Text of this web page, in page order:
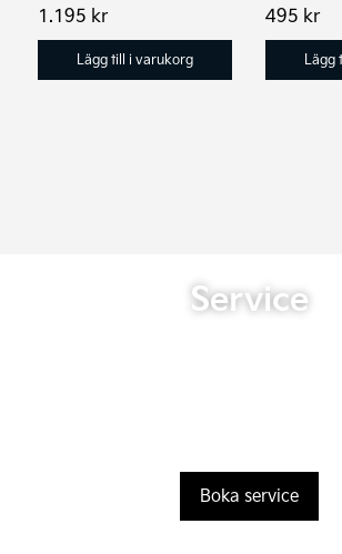
1.195 kr
Lägg till i varukorg
495 kr
Lägg
Service
Boka service